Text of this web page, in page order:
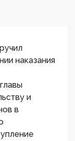
наказания
и
в